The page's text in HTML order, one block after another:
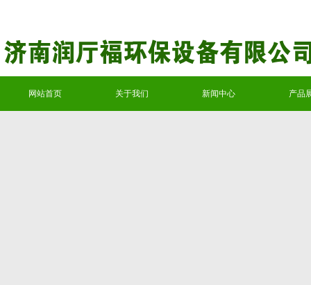
网站首页 关于我们 新闻中心 产品